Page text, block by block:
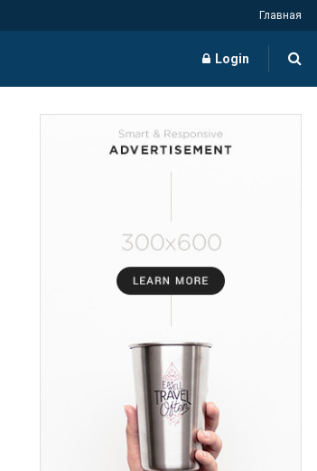
Главная
Login